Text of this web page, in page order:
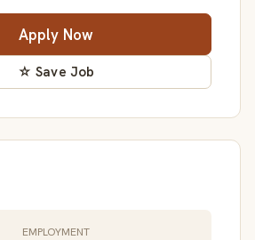
Apply Now
☆ Save Job
EMPLOYMENT